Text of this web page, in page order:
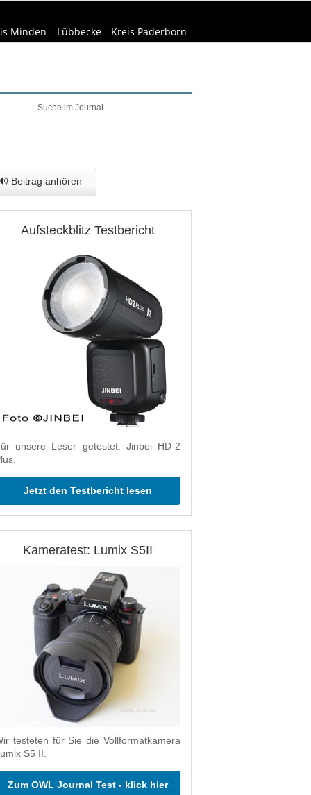
Minden – Lübbecke Kreis Paderborn
Beitrag anhören
Aufsteckblitz Testbericht
unsere Leser getestet: Jinbei HD-2
Jetzt den Testbericht lesen
Kameratest: Lumix S5II
testeten für Sie die Vollformatkamera
S5 II.
Zum OWL Journal Test - klick hier